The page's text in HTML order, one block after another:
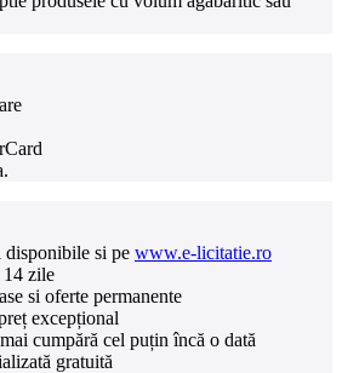
si pe www.e-licitatie.ro
zile
si oferte permanente
excepțional
cumpără cel puțin încă o dată
gratuită